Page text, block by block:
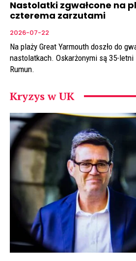
Nastolatki zgwałcone na
czterema zarzutami
2026-07-22
Na plaży Great Yarmouth doszło do
nastolatkach. Oskarżonymi są 35-
Rumun.
Kryzys w UK